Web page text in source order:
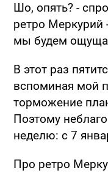
Шо, опять? -
ретро Меркурий
мы будем
В этот раз
вспоминая мой
торможение
Поэтому
неделю: с 7
Про ретро